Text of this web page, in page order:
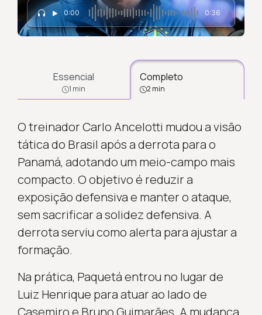
0:00 0:36
Essencial
1 min
Completo
2 min
O treinador Carlo Ancelotti mudou a visão
tática do Brasil após a derrota para o
Panamá, adotando um meio-campo mais
compacto. O objetivo é reduzir a
exposição defensiva e manter o ataque,
sem sacrificar a solidez defensiva. A
derrota serviu como alerta para ajustar a
formação.
Na prática, Paquetá entrou no lugar de
Luiz Henrique para atuar ao lado de
Casemiro e Bruno Guimarães. A mudança